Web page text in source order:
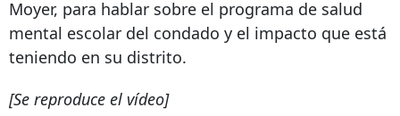
Moyer, para hablar sobre el programa de salud
mental escolar del condado y el impacto que está
teniendo en su distrito.
[Se reproduce el vídeo]